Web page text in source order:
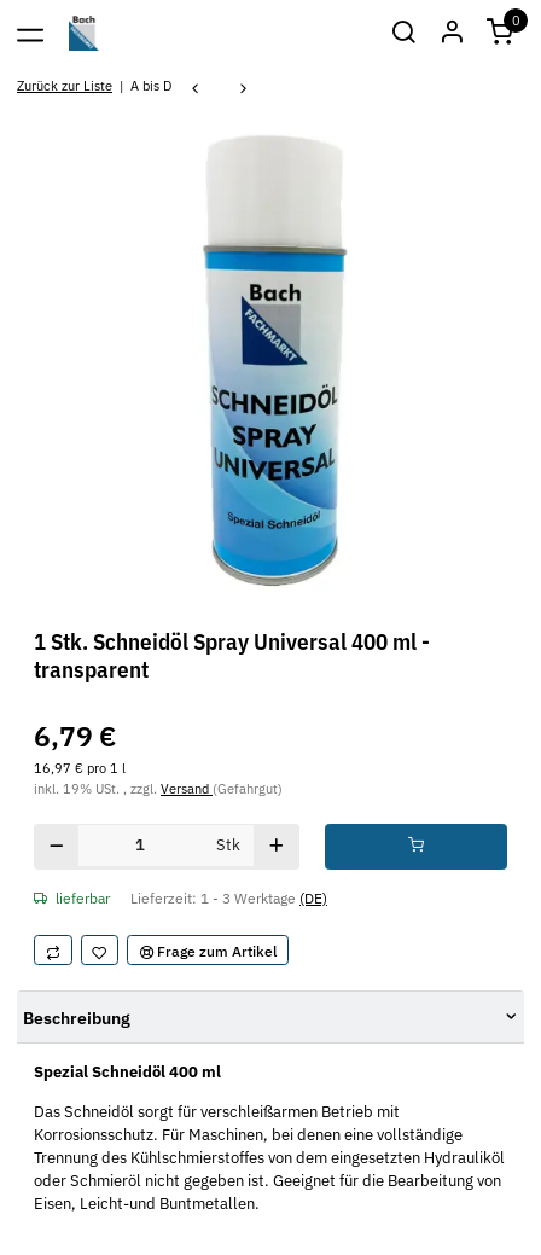
0
Zurück zur Liste A bis D
1 Stk. Schneidöl Spray Universal 400 ml -
transparent
6,79 €
16,97 € pro 1 l
inkl. 19% USt. , zzgl. Versand (Gefahrgut)
Stk
lieferbar Lieferzeit: 1 - 3 Werktage (DE)
Frage zum Artikel
Beschreibung
Spezial Schneidöl 400 ml
Das Schneidöl sorgt für verschleißarmen Betrieb mit
Korrosionsschutz. Für Maschinen, bei denen eine vollständige
Trennung des Kühlschmierstoffes von dem eingesetzten Hydrauliköl
oder Schmieröl nicht gegeben ist. Geeignet für die Bearbeitung von
Eisen, Leicht-und Buntmetallen.